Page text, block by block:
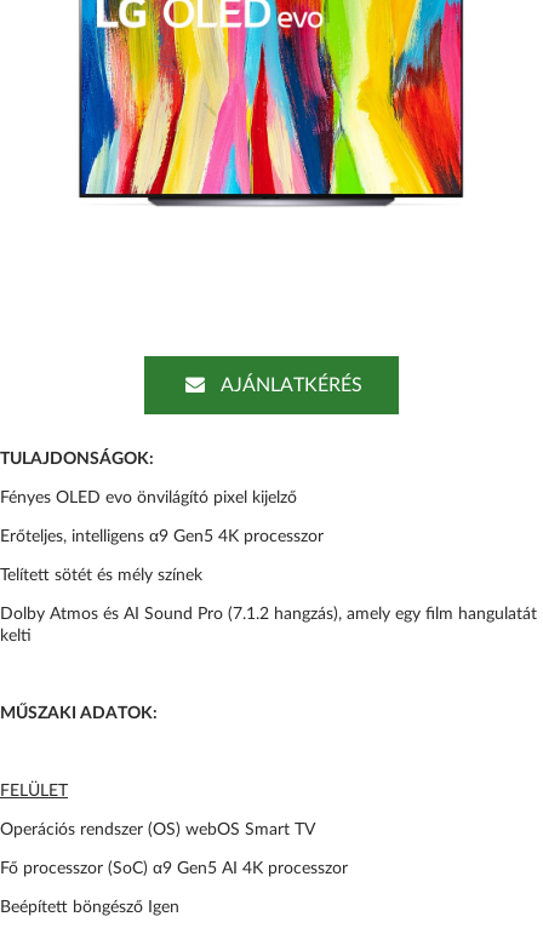
AJÁNLATKÉRÉS
TULAJDONSÁGOK:
Fényes OLED evo önvilágító pixel kijelző
Erőteljes, intelligens α9 Gen5 4K processzor
Telített sötét és mély színek
Dolby Atmos és AI Sound Pro (7.1.2 hangzás), amely egy film hangulatát
kelti
MŰSZAKI ADATOK:
FELÜLET
Operációs rendszer (OS) webOS Smart TV
Fő processzor (SoC) α9 Gen5 AI 4K processzor
Beépített böngésző Igen